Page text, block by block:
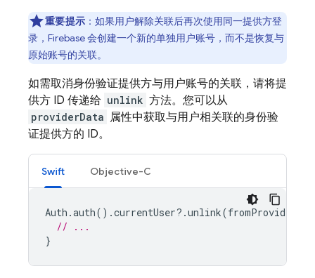
重要提示 ：如果用户解除关联后再次使用同一提供方登
录，Firebase 会创建一个新的单独用户账号，而不是恢复与
原始账号的关联。
如需取消身份验证提供方与用户账号的关联，请将提
供方 ID 传递给 unlink 方法。您可以从
providerData 属性中获取与用户相关联的身份验
证提供方的 ID。
Swift Objective-C
Auth .auth().currentUser?.unlink(fromProvider
// ...
}